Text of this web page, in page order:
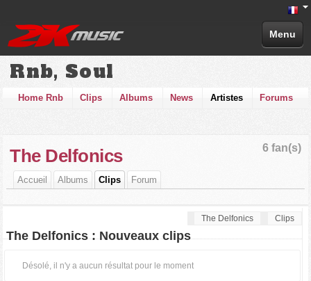
Menu
Rnb, Soul
Home Rnb Clips Albums News Artistes Forums
6 fan(s)
The Delfonics
Accueil Albums Clips Forum
The Delfonics Clips
The Delfonics : Nouveaux clips
Désolé, il n'y a aucun résultat pour le moment